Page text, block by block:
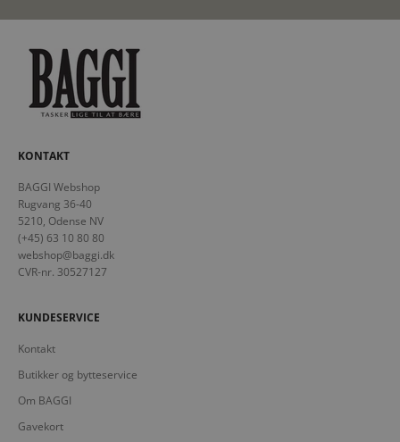
KONTAKT
BAGGI Webshop
Rugvang 36-40
5210, Odense NV
(+45) 63 10 80 80
webshop@baggi.dk
CVR-nr. 30527127
KUNDESERVICE
Kontakt
Butikker og bytteservice
Om BAGGI
Gavekort